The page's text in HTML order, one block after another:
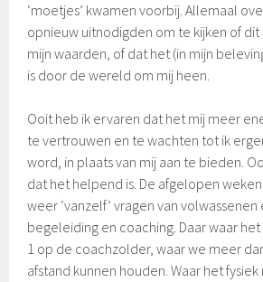
‘moetjes’ kwamen voorbij. Allemaal
opnieuw uitnodigden om te kijken of dit
mijn waarden, of dat het (in mijn
is door de wereld om mij heen.
Ooit heb ik ervaren dat het mij meer
te vertrouwen en te wachten tot ik
word, in plaats van mij aan te bieden.
dat het helpend is. De afgelopen
weer ‘vanzelf’ vragen van
begeleiding en coaching. Daar waar
1 op de coachzolder, waar we meer
afstand kunnen houden. Waar het